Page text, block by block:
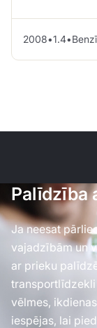
2008•1.4•
Palīdzība
Ja neesat
vajadzībām un
ar prieku
transportlīdzekli
vēlmes,
iespējas, lai